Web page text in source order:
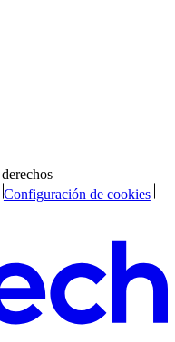
Configuración de cookies